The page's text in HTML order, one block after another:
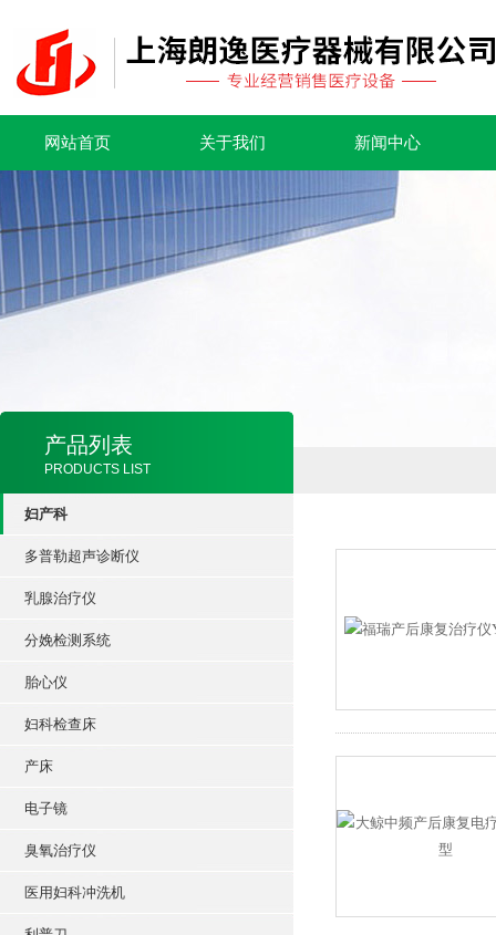
网站首页 关于我们 新闻中心
产品列表
PRODUCTS LIST
妇产科
多普勒超声诊断仪
乳腺治疗仪
分娩检测系统
胎心仪
妇科检查床
产床
电子镜
臭氧治疗仪
医用妇科冲洗机